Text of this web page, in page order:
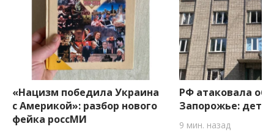
«Нацизм победила Украина
с Америкой»: разбор нового
фейка россМИ
РФ атаковала
Запорожье:
9 мин. назад